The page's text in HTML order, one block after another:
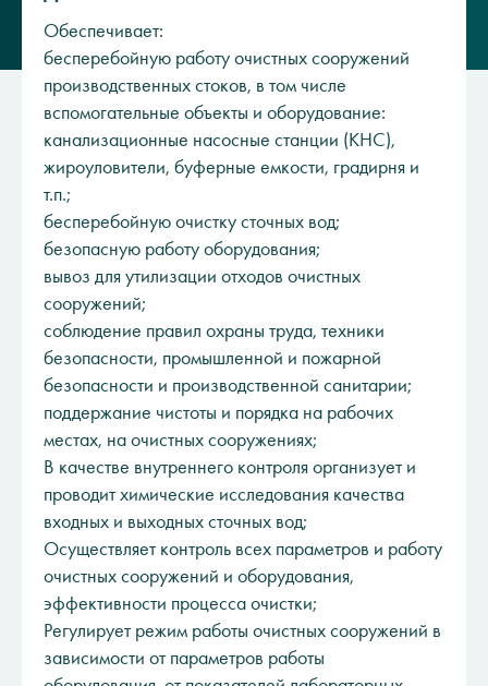
Обеспечивает:
бесперебойную работу очистных сооружений
производственных стоков, в том числе
вспомогательные объекты и оборудование:
канализационные насосные станции (КНС),
жироуловители, буферные емкости, градирня и
т.п.;
бесперебойную очистку сточных вод;
безопасную работу оборудования;
вывоз для утилизации отходов очистных
сооружений;
соблюдение правил охраны труда, техники
безопасности, промышленной и пожарной
безопасности и производственной санитарии;
поддержание чистоты и порядка на рабочих
местах, на очистных сооружениях;
В качестве внутреннего контроля организует и
проводит химические исследования качества
входных и выходных сточных вод;
Осуществляет контроль всех параметров и работу
очистных сооружений и оборудования,
эффективности процесса очистки;
Регулирует режим работы очистных сооружений в
зависимости от параметров работы